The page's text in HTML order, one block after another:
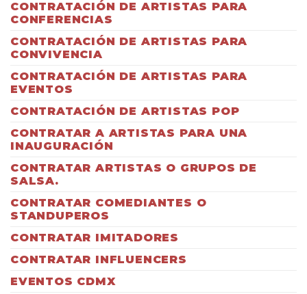
CONTRATACIÓN DE ARTISTAS PARA
CONFERENCIAS
CONTRATACIÓN DE ARTISTAS PARA
CONVIVENCIA
CONTRATACIÓN DE ARTISTAS PARA
EVENTOS
CONTRATACIÓN DE ARTISTAS POP
CONTRATAR A ARTISTAS PARA UNA
INAUGURACIÓN
CONTRATAR ARTISTAS O GRUPOS DE
SALSA.
CONTRATAR COMEDIANTES O
STANDUPEROS
CONTRATAR IMITADORES
CONTRATAR INFLUENCERS
EVENTOS CDMX